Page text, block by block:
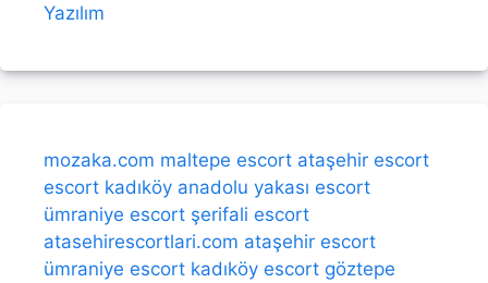
Yazılım
mozaka.com maltepe escort ataşehir escort
escort kadıköy anadolu yakası escort
ümraniye escort şerifali escort
atasehirescortlari.com ataşehir escort
ümraniye escort kadıköy escort göztepe